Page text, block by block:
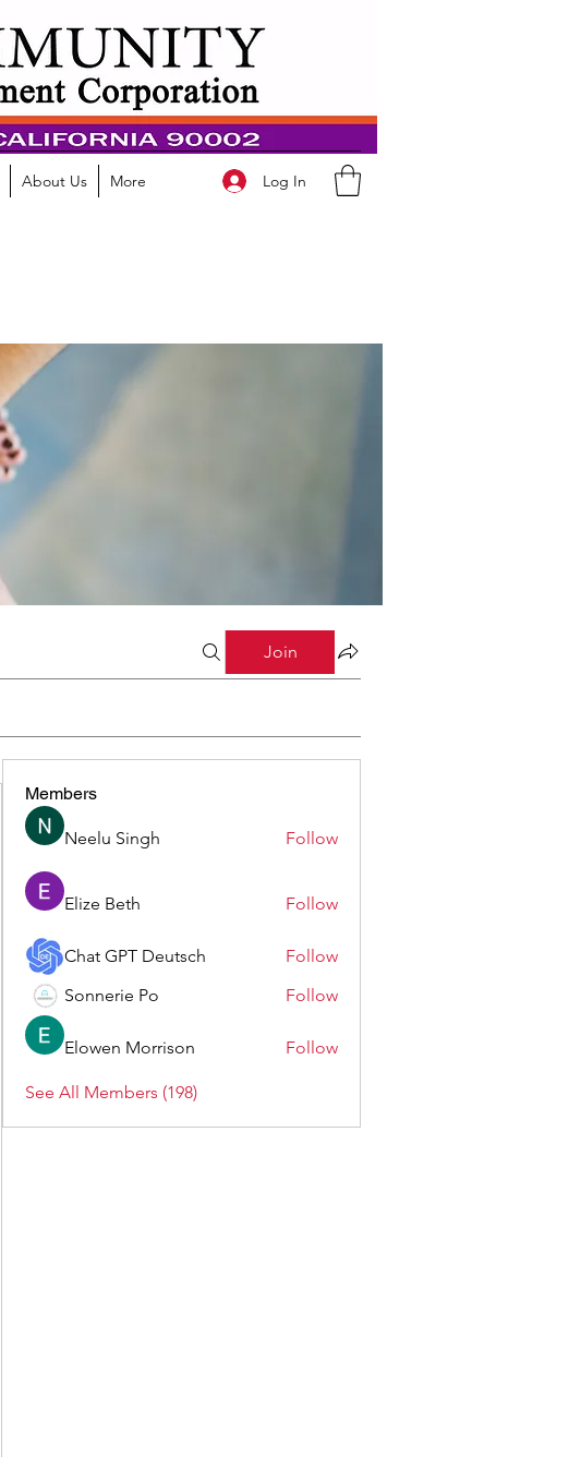
About Us More Log In
Join
Members
Neelu Singh Follow
Elize Beth Follow
Chat GPT Deutsch
Follow
Sonnerie Po
Follow
Elowen Morrison Follow
See All Members (198)